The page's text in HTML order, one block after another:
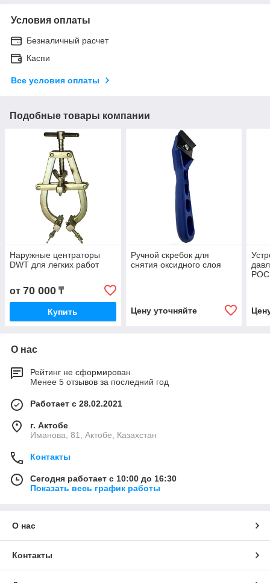
Условия оплаты
Безналичный расчет
Каспи
Все условия оплаты
Подобные товары компании
Наружные центраторы
DWT для легких работ
от 70 000 ₸
Купить
Ручной скребок для
снятия оксидного слоя
Цену уточняйте
О нас
Рейтинг не сформирован
Менее 5 отзывов за последний год
Работает с 28.02.2021
г. Актобе
Иманова, 81, Актобе, Казахстан
Контакты
Сегодня работает с 10:00 до 16:30
Показать весь график работы
О нас
Контакты